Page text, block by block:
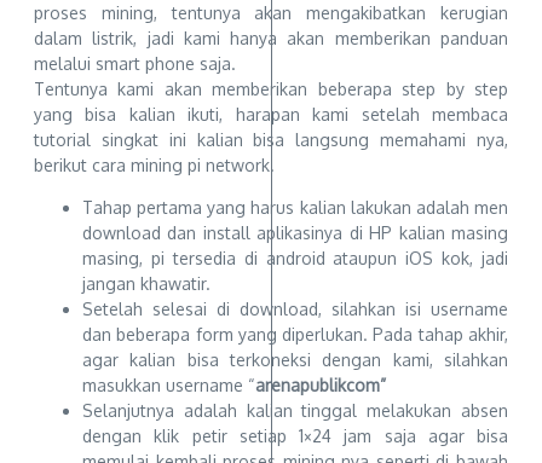
proses mining, tentunya akan mengakibatkan kerugian
dalam listrik, jadi kami hanya akan memberikan panduan
melalui smart phone saja.
Tentunya kami akan memberikan beberapa step by step
yang bisa kalian ikuti, harapan kami setelah membaca
tutorial singkat ini kalian bisa langsung memahami nya,
berikut cara mining pi network.
Tahap pertama yang harus kalian lakukan adalah men
download dan install aplikasinya di HP kalian masing
masing, pi tersedia di android ataupun iOS kok, jadi
jangan khawatir.
Setelah selesai di download, silahkan isi username
dan beberapa form yang diperlukan. Pada tahap akhir,
agar kalian bisa terkoneksi dengan kami, silahkan
masukkan username “arenapublikcom”
Selanjutnya adalah kalian tinggal melakukan absen
dengan klik petir setiap 1×24 jam saja agar bisa